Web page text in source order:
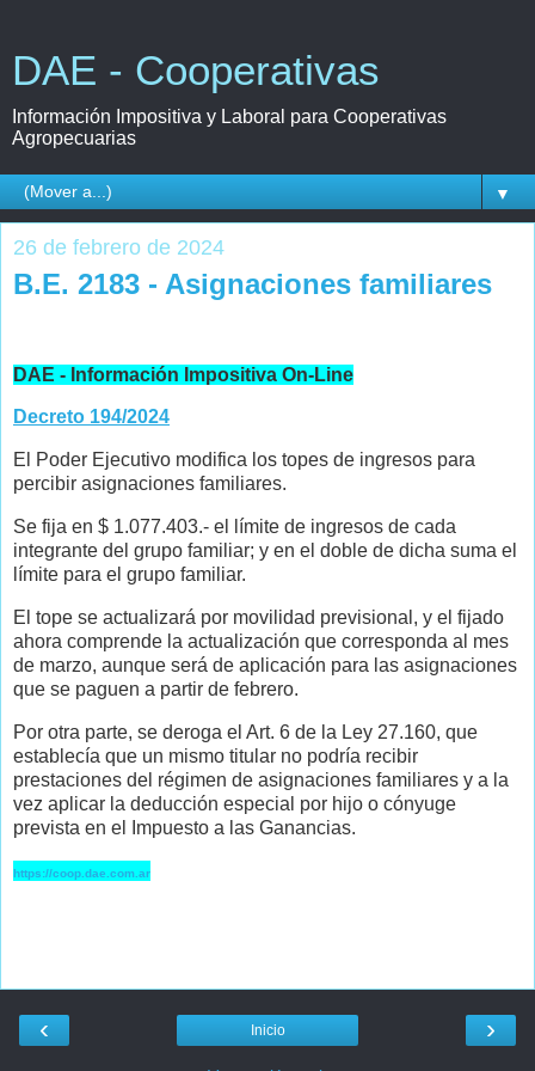
DAE - Cooperativas
Información Impositiva y Laboral para Cooperativas
Agropecuarias
▼
26 de febrero de 2024
B.E. 2183 - Asignaciones familiares
DAE - Información Impositiva On-Line
Decreto 194/2024
El Poder Ejecutivo modifica los topes de ingresos para
percibir asignaciones familiares.
Se fija en $ 1.077.403.- el límite de ingresos de cada
integrante del grupo familiar; y en el doble de dicha suma el
límite para el grupo familiar.
El tope se actualizará por movilidad previsional, y el fijado
ahora comprende la actualización que corresponda al mes
de marzo, aunque será de aplicación para las asignaciones
que se paguen a partir de febrero.
Por otra parte, se deroga el Art. 6 de la Ley 27.160, que
establecía que un mismo titular no podría recibir
prestaciones del régimen de asignaciones familiares y a la
vez aplicar la deducción especial por hijo o cónyuge
prevista en el Impuesto a las Ganancias.
https://coop.dae.com.ar
‹ ›
Inicio